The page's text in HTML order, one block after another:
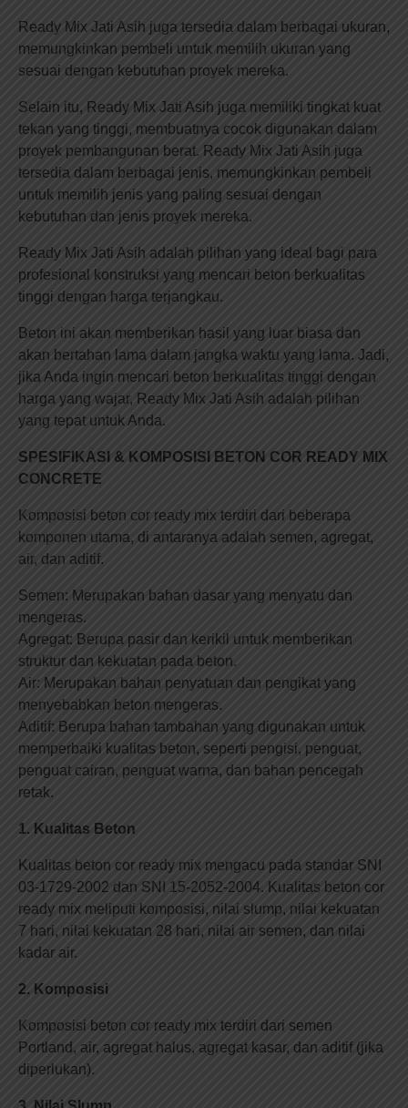
Ready Mix Jati Asih juga tersedia dalam berbagai ukuran,
memungkinkan pembeli untuk memilih ukuran yang
sesuai dengan kebutuhan proyek mereka.
Selain itu, Ready Mix Jati Asih juga memiliki tingkat kuat
tekan yang tinggi, membuatnya cocok digunakan dalam
proyek pembangunan berat. Ready Mix Jati Asih juga
tersedia dalam berbagai jenis, memungkinkan pembeli
untuk memilih jenis yang paling sesuai dengan
kebutuhan dan jenis proyek mereka.
Ready Mix Jati Asih adalah pilihan yang ideal bagi para
profesional konstruksi yang mencari beton berkualitas
tinggi dengan harga terjangkau.
Beton ini akan memberikan hasil yang luar biasa dan
akan bertahan lama dalam jangka waktu yang lama. Jadi,
jika Anda ingin mencari beton berkualitas tinggi dengan
harga yang wajar, Ready Mix Jati Asih adalah pilihan
yang tepat untuk Anda.
SPESIFIKASI & KOMPOSISI BETON COR READY MIX
CONCRETE
Komposisi beton cor ready mix terdiri dari beberapa
komponen utama, di antaranya adalah semen, agregat,
air, dan aditif.
Semen: Merupakan bahan dasar yang menyatu dan
mengeras.
Agregat: Berupa pasir dan kerikil untuk memberikan
struktur dan kekuatan pada beton.
Air: Merupakan bahan penyatuan dan pengikat yang
menyebabkan beton mengeras.
Aditif: Berupa bahan tambahan yang digunakan untuk
memperbaiki kualitas beton, seperti pengisi, penguat,
penguat cairan, penguat warna, dan bahan pencegah
retak.
1. Kualitas Beton
Kualitas beton cor ready mix mengacu pada standar SNI
03-1729-2002 dan SNI 15-2052-2004. Kualitas beton cor
ready mix meliputi komposisi, nilai slump, nilai kekuatan
7 hari, nilai kekuatan 28 hari, nilai air semen, dan nilai
kadar air.
2. Komposisi
Komposisi beton cor ready mix terdiri dari semen
Portland, air, agregat halus, agregat kasar, dan aditif (jika
diperlukan).